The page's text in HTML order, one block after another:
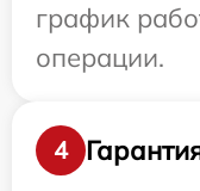
график
операции.
4